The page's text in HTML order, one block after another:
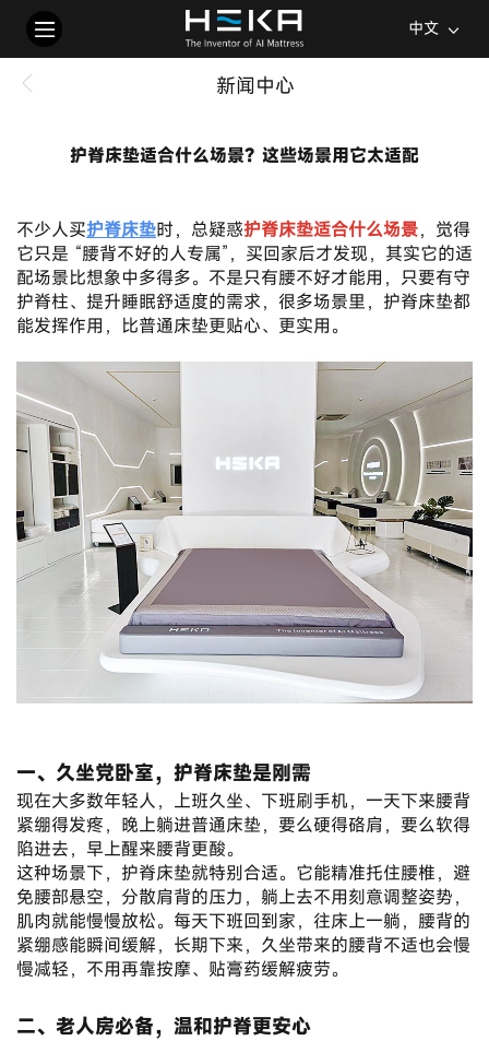
中文
新闻中心
护脊床垫适合什么场景？这些场景用它太适配
不少人买护脊床垫时，总疑惑护脊床垫适合什么场景，觉得
它只是 “腰背不好的人专属”，买回家后才发现，其实它的适
配场景比想象中多得多。不是只有腰不好才能用，只要有守
护脊柱、提升睡眠舒适度的需求，很多场景里，护脊床垫都
能发挥作用，比普通床垫更贴心、更实用。
一、久坐党卧室，护脊床垫是刚需
现在大多数年轻人，上班久坐、下班刷手机，一天下来腰背
紧绷得发疼，晚上躺进普通床垫，要么硬得硌肩，要么软得
陷进去，早上醒来腰背更酸。
这种场景下，护脊床垫就特别合适。它能精准托住腰椎，避
免腰部悬空，分散肩背的压力，躺上去不用刻意调整姿势，
肌肉就能慢慢放松。每天下班回到家，往床上一躺，腰背的
紧绷感能瞬间缓解，长期下来，久坐带来的腰背不适也会慢
慢减轻，不用再靠按摩、贴膏药缓解疲劳。
二、老人房必备，温和护脊更安心